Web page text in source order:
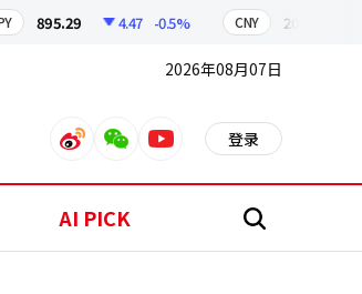
895.29 4.47 -0.5% CNY 208.85
2026年08月07日
weiboweixinyoutube 登录
AI PICK 搜